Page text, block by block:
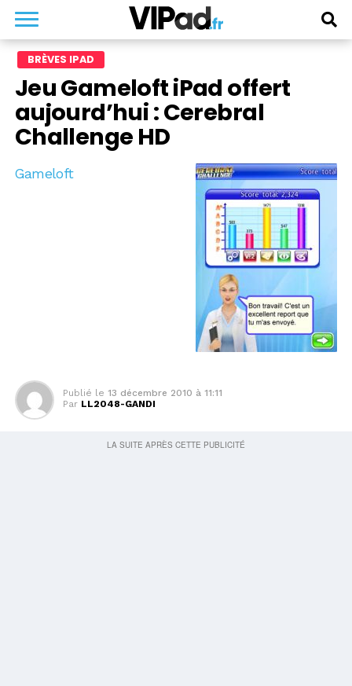
BRÈVES IPAD
Jeu Gameloft iPad offert
aujourd’hui : Cerebral
Challenge HD
Gameloft
Publié le 13 décembre 2010 à 11:11
Par LL2048-GANDI